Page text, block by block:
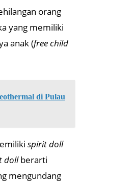
orang
yang memiliki
anak (free child
di Pulau
spirit doll
dollberarti
mengundang